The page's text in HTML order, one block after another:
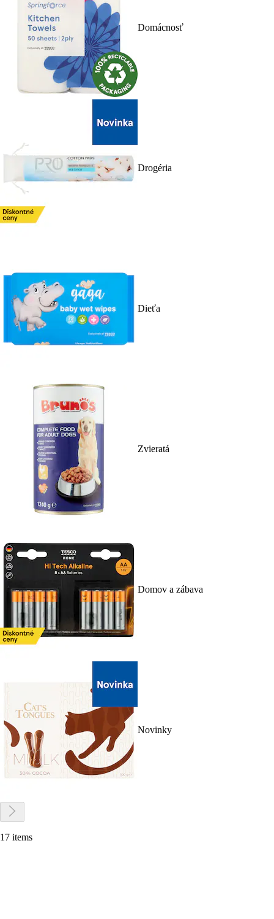
Domácnosť
Drogéria
Dieťa
Zvieratá
Domov a zábava
Novinky
17 items